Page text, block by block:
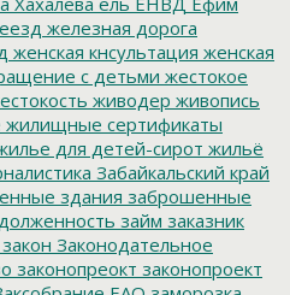
железная дорога
женская кнсультация женская
с детьми жестокое
живодер живопись
жилищные сертификаты
для детей-сирот жильё
Забайкальский край
здания заброшенные
займ заказник
закон Законодательное
законопреокт законопроект